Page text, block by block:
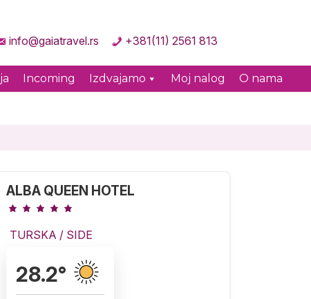
info@gaiatravel.rs +381(11) 2561 813
Incoming Izdvajamo Moj nalog O nama
ALBA QUEEN HOTEL
TURSKA / SIDE
28.2°